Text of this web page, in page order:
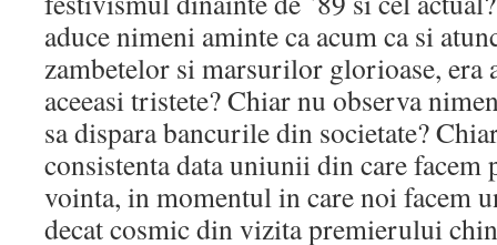
aduce nimeni aminte ca acum ca si
zambetelor si marsurilor glorioase, era
aceeasi tristete? Chiar nu observa
sa dispara bancurile din societate?
consistenta data uniunii din care
vointa, in momentul in care noi facem
decat cosmic din vizita premierului